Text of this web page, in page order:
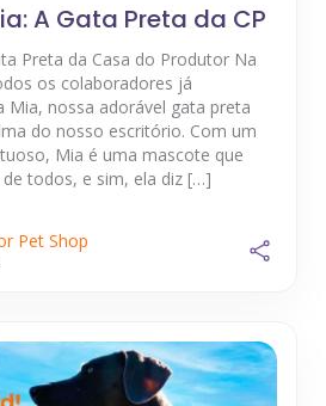
A Gata Preta da CP
Preta da Casa do Produtor Na
os colaboradores já
Mia, nossa adorável gata preta
do nosso escritório. Com um
Mia é uma mascote que
todos, e sim, ela diz […]
Pet Shop